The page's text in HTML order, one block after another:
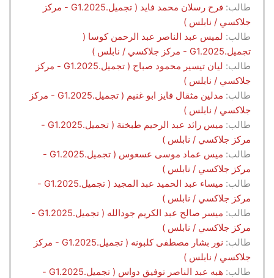
طالب:
فرح رسلان محمد فايد ( تجميل.G1.2025 - مركز
جلاكسي / نابلس )
طالب: لميس عبد الناصر عبد الرحمن كوسا (
تجميل.G1.2025 - مركز جلاكسي / نابلس )
طالب:
ليان تيسير محمود صباح ( تجميل.G1.2025 - مركز
جلاكسي / نابلس )
طالب:
مدلين مثقال فايز ابو غنيم ( تجميل.G1.2025 - مركز
جلاكسي / نابلس )
طالب:
ميس رائد عبد الرحيم طبخنة ( تجميل.G1.2025 -
مركز جلاكسي / نابلس )
طالب:
ميس عماد موسى عسعوس ( تجميل.G1.2025 -
مركز جلاكسي / نابلس )
طالب:
ميساء عبد الحميد عبد المجيد ( تجميل.G1.2025 -
مركز جلاكسي / نابلس )
طالب:
ميسر صالح عبد الكريم جودالله ( تجميل.G1.2025 -
مركز جلاكسي / نابلس )
طالب:
نور بشار مصطفى كلبونه ( تجميل.G1.2025 - مركز
جلاكسي / نابلس )
طالب:
هبه عبد الناصر توفيق دواس ( تجميل.G1.2025 -